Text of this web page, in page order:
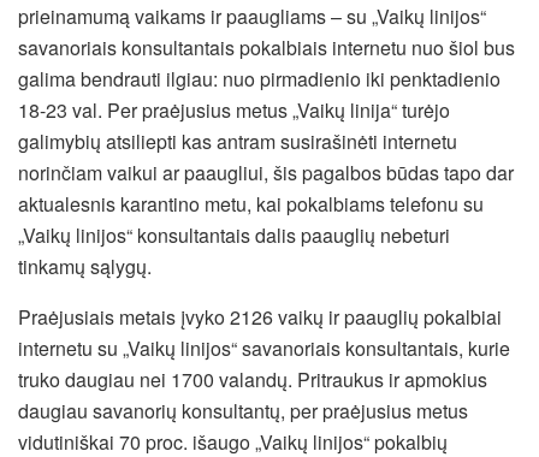
prieinamumą vaikams ir paaugliams – su „Vaikų linijos“
savanoriais konsultantais pokalbiais internetu nuo šiol bus
galima bendrauti ilgiau: nuo pirmadienio iki penktadienio
18-23 val. Per praėjusius metus „Vaikų linija“ turėjo
galimybių atsiliepti kas antram susirašinėti internetu
norinčiam vaikui ar paaugliui, šis pagalbos būdas tapo dar
aktualesnis karantino metu, kai pokalbiams telefonu su
„Vaikų linijos“ konsultantais dalis paauglių nebeturi
tinkamų sąlygų.
Praėjusiais metais įvyko 2126 vaikų ir paauglių pokalbiai
internetu su „Vaikų linijos“ savanoriais konsultantais, kurie
truko daugiau nei 1700 valandų. Pritraukus ir apmokius
daugiau savanorių konsultantų, per praėjusius metus
vidutiniškai 70 proc. išaugo „Vaikų linijos“ pokalbių